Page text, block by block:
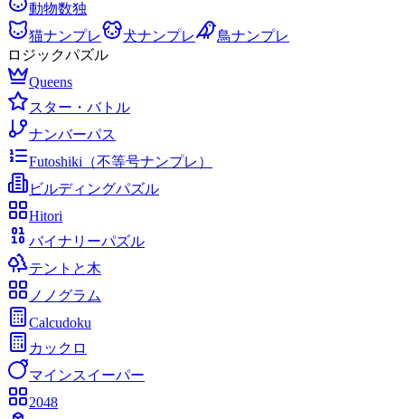
動物数独
猫ナンプレ
犬ナンプレ
鳥ナンプレ
ロジックパズル
Queens
スター・バトル
ナンバーパス
Futoshiki（不等号ナンプレ）
ビルディングパズル
Hitori
バイナリーパズル
テントと木
ノノグラム
Calcudoku
カックロ
マインスイーパー
2048